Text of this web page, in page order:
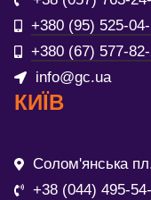
+380 (95) 525-
+380 (67) 577-
info@gc.ua
КИЇВ
Солом'янська
+38 (044) 495-